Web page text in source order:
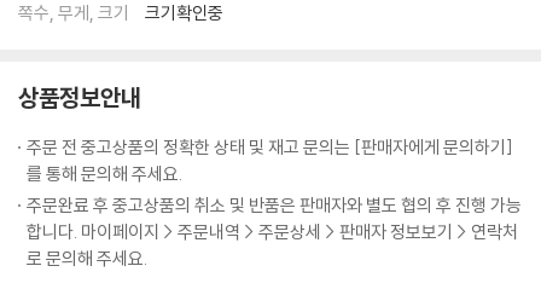
쪽수, 무게, 크기
크기확인중
상품정보안내
주문 전 중고상품의 정확한 상태 및 재고 문의는 [판매자에게 문의하기]
를 통해 문의해 주세요.
주문완료 후 중고상품의 취소 및 반품은 판매자와 별도 협의 후 진행 가능
합니다. 마이페이지 > 주문내역 > 주문상세 > 판매자 정보보기 > 연락처
로 문의해 주세요.